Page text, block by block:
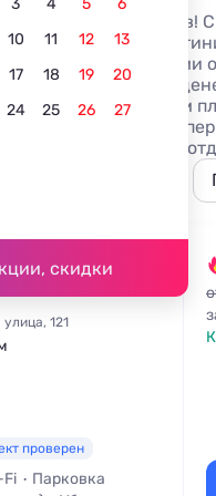
3 4 5
6
10 11 12
13
17 18 19
20
24 25 26
27
скидки
без посредников!
базы отдыха,
описаниями, отзывами
посредников по
крае с множеством
средней
время для своего
Ял»
121
проверен
Fi
Парковка